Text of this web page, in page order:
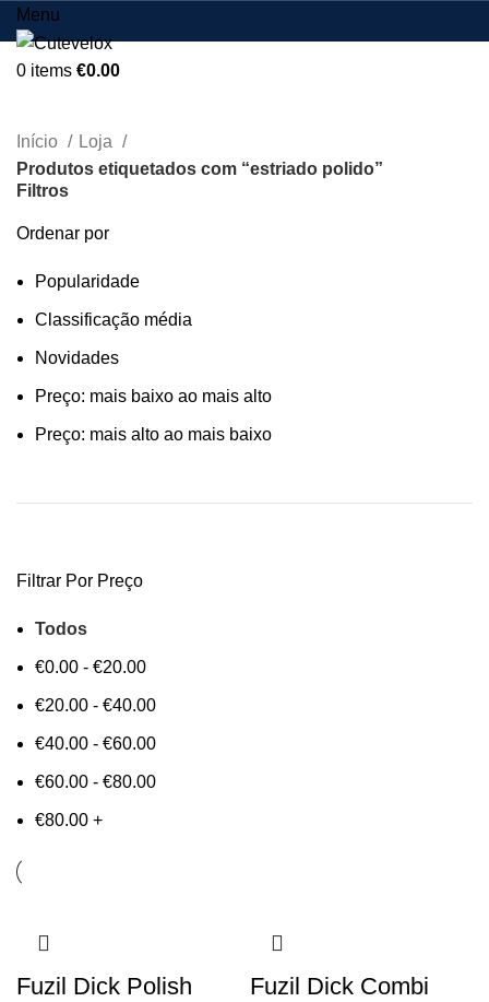
Menu
0 items €0.00
Início
Loja
Produtos etiquetados com “estriado polido”
Filtros
Ordenar por
Popularidade
Classificação média
Novidades
Preço: mais baixo ao mais alto
Preço: mais alto ao mais baixo
Filtrar Por Preço
Todos
€0.00 - €20.00
€20.00 - €40.00
€40.00 - €60.00
€60.00 - €80.00
€80.00 +
Fuzil Dick Polish
Fuzil Dick Combi